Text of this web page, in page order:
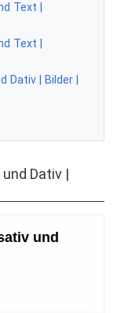
Text |
Text |
Dativ | Bilder |
Dativ |